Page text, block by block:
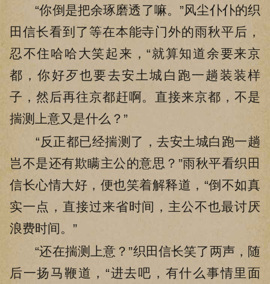
“你倒是把余琢磨透了嘛。”风尘仆仆的织
田信长看到了等在本能寺门外的雨秋平后，
忍不住哈哈大笑起来，“就算知道余要来京
都，你好歹也要去安土城白跑一趟装装样
子，然后再往京都赶啊。直接来京都，不是
揣测上意又是什么？”
“反正都已经揣测了，去安土城白跑一趟
岂不是还有欺瞒主公的意思？”雨秋平看织田
信长心情大好，便也笑着解释道，“倒不如真
实一点，直接过来省时间，主公不也最讨厌
浪费时间。”
“还在揣测上意？”织田信长笑了两声，随
后一扬马鞭道，“进去吧，有什么事情里面